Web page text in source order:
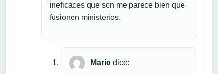
ineficaces que son me parece bien que
fusionen ministerios.
Mario dice: